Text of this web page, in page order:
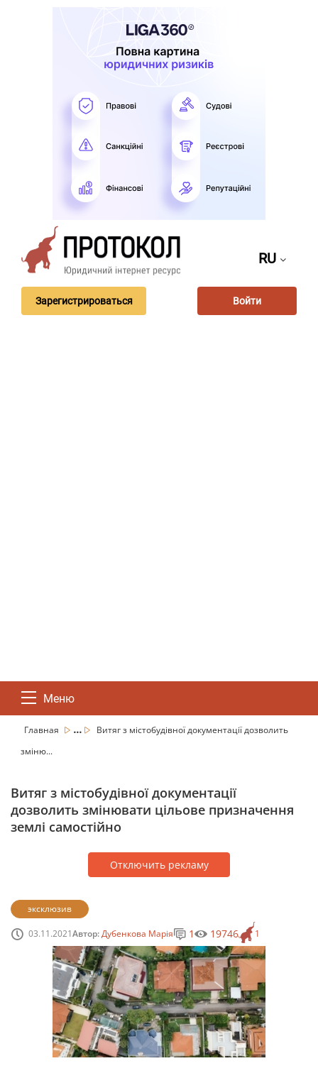
RU
Зарегистрироваться Войти
Меню
Главная ...
Витяг з містобудівної документації дозволить
зміню...
Витяг з містобудівної документації
дозволить змінювати цільове призначення
землі самостійно
Отключить рекламу
эксклюзив
03.11.2021Автор:Дубенкова Марія 1
1 19746